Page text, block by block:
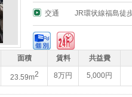
交通 JR環状線福島徒
面積 賃料 共益費
23.59m2 8万円 5,000円